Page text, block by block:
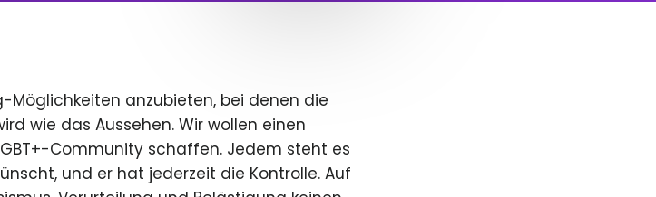
Möglichkeiten anzubieten, bei denen die
wie das Aussehen. Wir wollen einen
Community schaffen. Jedem steht es
und er hat jederzeit die Kontrolle. Auf